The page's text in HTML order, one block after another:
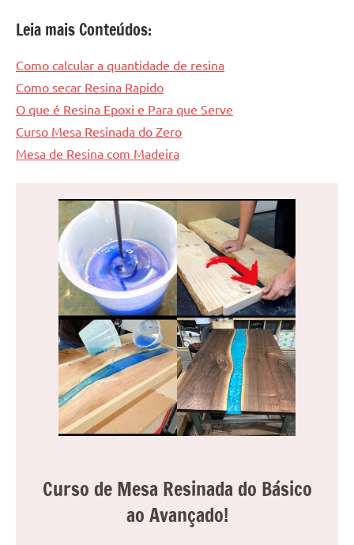
Leia mais Conteúdos:
Como calcular a quantidade de resina
Como secar Resina Rapido
O que é Resina Epoxi e Para que Serve
Curso Mesa Resinada do Zero
Mesa de Resina com Madeira
Curso de Mesa Resinada do Básico
ao Avançado!